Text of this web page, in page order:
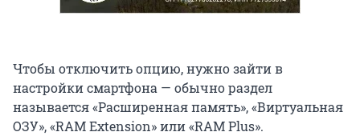
Чтобы отключить опцию, нужно зайти в
настройки смартфона — обычно раздел
называется «Расширенная память», «Виртуальная
ОЗУ», «RAM Extension» или «RAM Plus».